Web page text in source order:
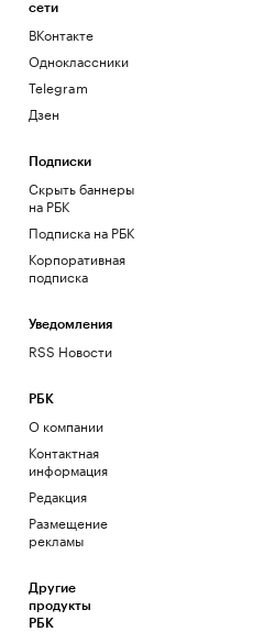
сети
ВКонтакте
Одноклассники
Telegram
Дзен
Подписки
Скрыть баннеры
на РБК
Подписка на РБК
Корпоративная
подписка
Уведомления
RSS Новости
РБК
О компании
Контактная
информация
Редакция
Размещение
рекламы
Другие
продукты
РБК